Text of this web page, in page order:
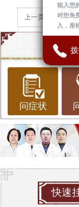
上一页 下一
问症状
快速
输入您
对您免
入，座